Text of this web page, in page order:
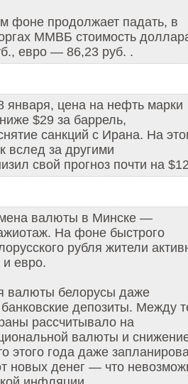
фоне продолжает падать, в
ММВБ стоимость
евро — 86,23 руб. .
января, цена на нефть марки
$29 за баррель,
санкций с Ирана. На
вслед за другими
свой прогноз почти на
валюты в Минске —
На фоне быстрого
рубля жители
евро.
валюты белорусы даже
депозиты. Между
рассчитывало на
валюты и
этого года даже
новых денег — что